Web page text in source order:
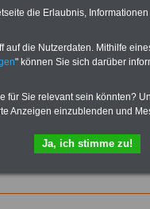
sowie den
Praktikantenentgelten und
Bund, Länder und Kommunen.
eBooks Tarifrecht
die Erlaubnis,
die Nutzerdaten. Mithilfe
" können Sie sich darüber
für Sie relevant sein könnten?
Anzeigen einzublenden und
Ja, ich stimme zu!